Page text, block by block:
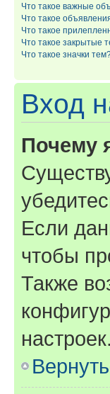
Что такое важные
Что такое
Что такое
Что такое закрытые
Что такое значки
Вход
Почему
Если
чтобы
Также
настроек.